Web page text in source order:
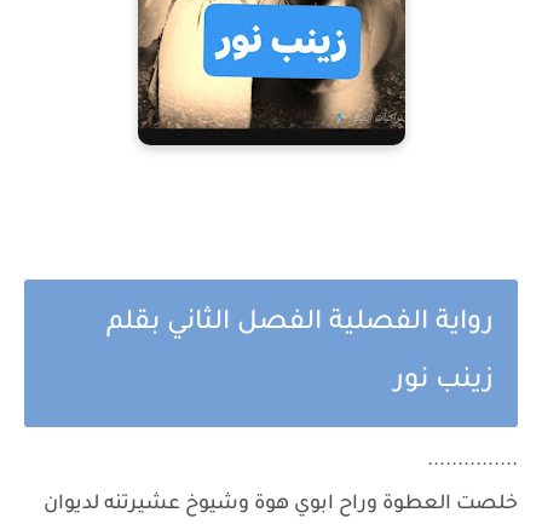
رواية الفصلية الفصل الثاني بقلم
زينب نور
...............
خلصت العطوة وراح ابوي هوة وشيوخ عشيرتنه لديوان